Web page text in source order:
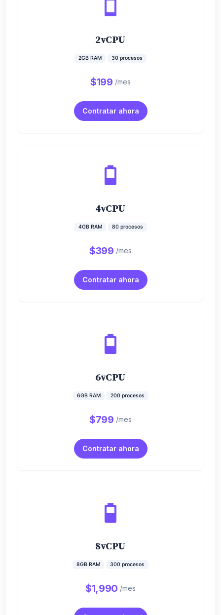
2vCPU
2GB RAM 30 procesos
$199 /mes
Contratar ahora
4vCPU
4GB RAM 80 procesos
$399 /mes
Contratar ahora
6vCPU
6GB RAM 200 procesos
$799 /mes
Contratar ahora
8vCPU
8GB RAM 300 procesos
$1,990 /mes